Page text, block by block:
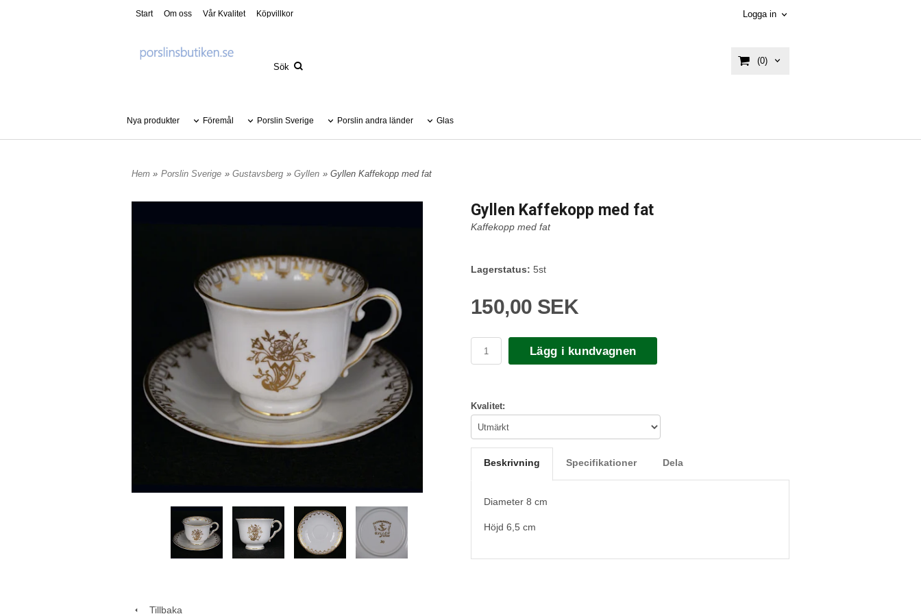
Start Om oss Vår Kvalitet Köpvillkor Logga in
(0)
Nya produkter Föremål Porslin Sverige Porslin andra länder Glas
Hem » Porslin Sverige » Gustavsberg » Gyllen » Gyllen Kaffekopp med fat
Gyllen Kaffekopp med fat
Kaffekopp med fat
Lagerstatus: 5st
150,00 SEK
Lägg i kundvagnen
Kvalitet:
Beskrivning Specifikationer Dela
Diameter 8 cm
Höjd 6,5 cm
Tillbaka